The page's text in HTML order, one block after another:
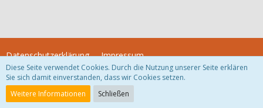
Datenschutzerklärung Impressum
Community-Software:
Diese Seite verwendet Cookies. Durch die Nutzung unserer Seite erklären
Sie sich damit einverstanden, dass wir Cookies setzen.
Weitere Informationen
Schließen